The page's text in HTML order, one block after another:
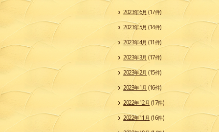
2023年6月 (17件)
2023年5月 (14件)
2023年4月 (11件)
2023年3月(17件)
2023年2月 (15件)
2023年1月 (16件)
2022年12月 (17件)
2022年11月 (16件)